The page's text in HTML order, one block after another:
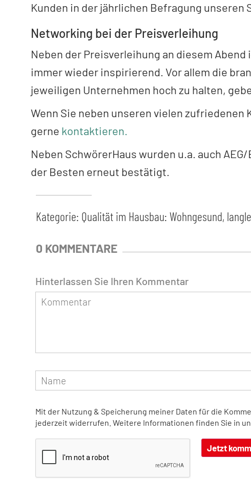
Kunden in der jährlichen Befragung
Networking bei der Preisverleihung
Neben der Preisverleihung an diesem
immer wieder inspirierend. Vor allem die
jeweiligen Unternehmen hoch zu halten,
Wenn Sie neben unseren vielen
gerne kontaktieren.
Neben SchwörerHaus wurden u.a. auch
der Besten erneut bestätigt.
Kategorie: Qualität im Hausbau: Wohngesund,
0 KOMMENTARE
Hinterlassen Sie Ihren Kommentar
Mit der Nutzung & Speicherung meiner Daten für die
jederzeit widerrufen. Weitere Informationen finden Sie in